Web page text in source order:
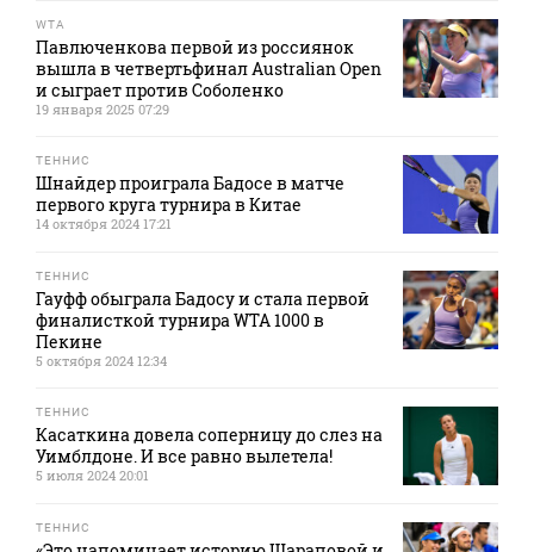
WTA
Павлюченкова первой из россиянок
вышла в четвертьфинал Australian Open
и сыграет против Соболенко
19 января 2025 07:29
ТЕННИС
Шнайдер проиграла Бадосе в матче
первого круга турнира в Китае
14 октября 2024 17:21
ТЕННИС
Гауфф обыграла Бадосу и стала первой
финалисткой турнира WTA 1000 в
Пекине
5 октября 2024 12:34
ТЕННИС
Касаткина довела соперницу до слез на
Уимблдоне. И все равно вылетела!
5 июля 2024 20:01
ТЕННИС